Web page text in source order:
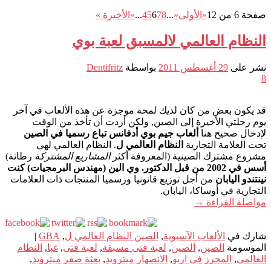
صفحة 6 من 12 «الأولى«
...
45678
...
» الأخيرة »
النظام العالمي لالمسبق لعبة بوي
نشر على 29 أغسطس 2011 بواسطة Dentifritz
8
قد يكون بعض من كان لديك لمحة موجزة عن هذه الألعاب في آخر
يوم رحلتي الأخيرة إلى الصين, ولكن أردت أن تأخذ من الوقت
لإدخال صحيح هنا ألعاب جيم بوي أدفانس تباع رسميا في الصين
تحت العلامة التجارية النظام العالمي ل. النظام العالمي لهي
مشروع مشترك الصينية (المعروفة أكثر المشاريع المشتركة رطانة)
أسس في 2002 من قبل الدكتور. وي الين (مهندس البرمجيات) كنت
نينتندو اليابان من أجل توزيع قانونيا ورسميا المنتجات ذات العلامات
التجارية في أوساكا، اليابان.
مواصلة القراءة →
شارك في الألعاب الآسيوية, الصين النظام العالمي ل,
GBA
|
الموسومة الصين, الصين, لعبة فتى مسبقة, لعبة فتى, غبا, النظام
العالمي, المحرز في اريو, الانصهار ميترويد, بعثة صفر ميترويد,